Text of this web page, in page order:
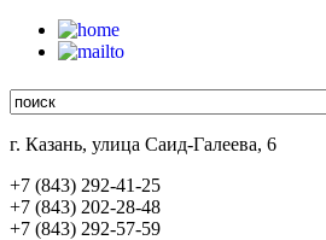
г. Казань, улица Саид-Галеева, 6
+7 (843) 292-41-25
+7 (843) 202-28-48
+7 (843) 292-57-59